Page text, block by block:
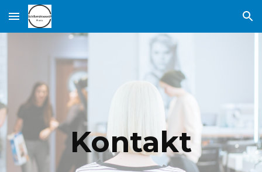
Skip to main content Skip to navigation
Kontakt